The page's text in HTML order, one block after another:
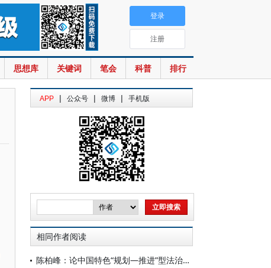
思想库 关键词 笔会 科普 排行
登录
注册
APP | 公众号 | 微博 | 手机版
相同作者阅读
陈柏峰：论中国特色“规划—推进”型法治建设模式——以法治政府建设为例